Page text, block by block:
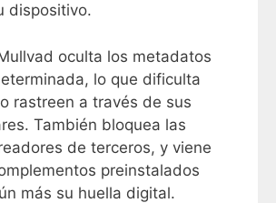
dispositivo.
oculta los metadatos
lo que dificulta
rastreen a través de sus
También bloquea las
de terceros, y viene
preinstalados
más su huella digital.